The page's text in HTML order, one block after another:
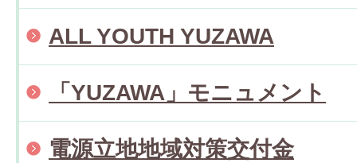
ALL YOUTH YUZAWA
「YUZAWA」モニュメント
電源立地地域対策交付金